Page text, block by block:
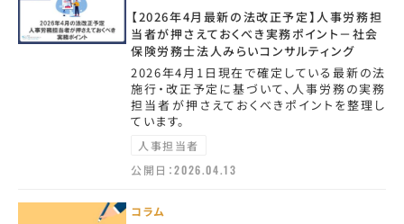
【2026年4月最新の法改正予定】人事労務担
当者が押さえておくべき実務ポイント－社会
保険労務士法人みらいコンサルティング
2026年4月1日現在で確定している最新の法
施行・改正予定に基づいて、人事労務の実務
担当者が押さえておくべきポイントを整理し
ています。
人事担当者
公開日：2026.04.13
コラム